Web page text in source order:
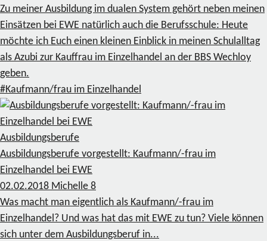
Zu meiner Ausbildung im dualen System gehört neben meinen
Einsätzen bei EWE natürlich auch die Berufsschule: Heute
möchte ich Euch einen kleinen Einblick in meinen Schulalltag
als Azubi zur Kauffrau im Einzelhandel an der BBS Wechloy
geben.
#Kaufmann/frau im Einzelhandel
Ausbildungsberufe
Ausbildungsberufe vorgestellt: Kaufmann/-frau im
Einzelhandel bei EWE
02.02.2018 Michelle 8
Was macht man eigentlich als Kaufmann/-frau im
Einzelhandel? Und was hat das mit EWE zu tun? Viele können
sich unter dem Ausbildungsberuf in...